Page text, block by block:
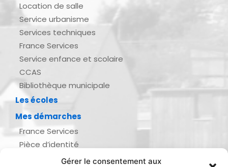
Gérer le consentement aux
Location de salle
Service urbanisme
Services techniques
France Services
Service enfance et scolaire
CCAS
Bibliothèque municipale
Les écoles
Mes démarches
France Services
Pièce d’identité